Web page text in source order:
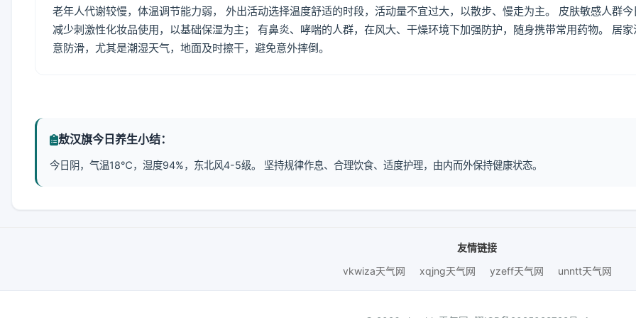
老年人代谢较慢，体温调节能力弱， 外出活动选择温度舒适的时段，活动量不宜过大，以散步、慢走为主。 皮肤敏感人群今
减少刺激性化妆品使用，以基础保湿为主； 有鼻炎、哮喘的人群，在风大、干燥环境下加强防护，随身携带常用药物。 居家
意防滑，尤其是潮湿天气，地面及时擦干，避免意外摔倒。
敖汉旗今日养生小结：
今日阴，气温18℃，湿度94%，东北风4-5级。 坚持规律作息、合理饮食、适度护理，由内而外保持健康状态。
友情链接
vkwiza天气网
xqjng天气网 yzeff天气网 unntt天气网